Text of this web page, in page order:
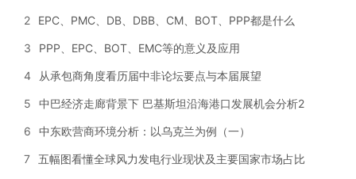
2 EPC、PMC、DB、DBB、CM、BOT、PPP都是什么
3 PPP、EPC、BOT、EMC等的意义及应用
4 从承包商角度看历届中非论坛要点与本届展望
5 中巴经济走廊背景下 巴基斯坦沿海港口发展机会分析2
6 中东欧营商环境分析：以乌克兰为例（一）
7 五幅图看懂全球风力发电行业现状及主要国家市场占比